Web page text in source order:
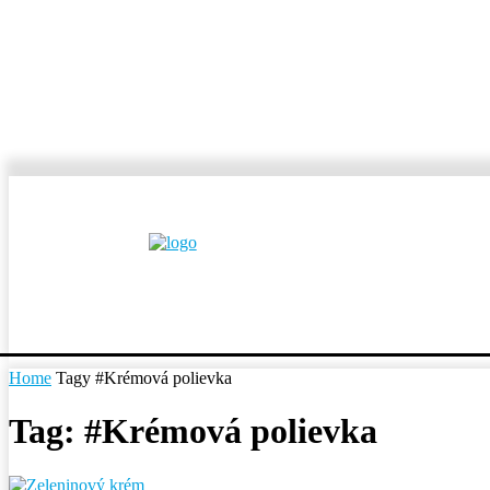
Home Tagy #Krémová polievka
Tag: #Krémová polievka